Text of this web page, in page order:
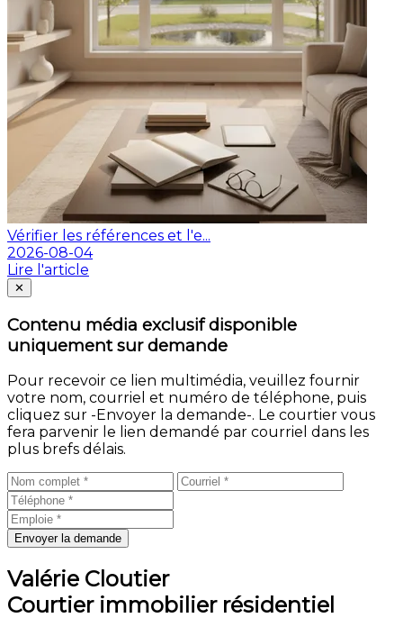
Vérifier les références et l'e...
2026-08-04
Lire l'article
Fermer
✕
Contenu média exclusif disponible
uniquement sur demande
Pour recevoir ce lien multimédia, veuillez fournir
votre nom, courriel et numéro de téléphone, puis
cliquez sur -Envoyer la demande-. Le courtier vous
fera parvenir le lien demandé par courriel dans les
plus brefs délais.
Envoyer la demande
Valérie Cloutier
Courtier immobilier résidentiel